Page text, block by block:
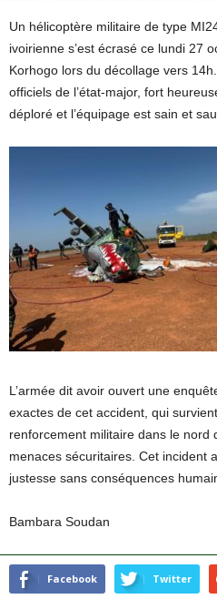
Un hélicoptère militaire de type
ivoirienne s’est écrasé ce lundi 27
Korhogo lors du décollage vers
officiels de l’état-major, fort
déploré et l’équipage est sain et
L’armée dit avoir ouvert une
exactes de cet accident, qui
renforcement militaire dans le nord
menaces sécuritaires. Cet incident
justesse sans conséquences
Bambara Soudan
Facebook Twitter